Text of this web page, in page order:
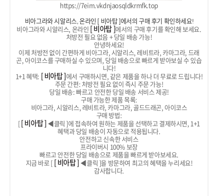
https://7eim.vkdnjaosqldkrmfk.top
비아그라와 시알리스, 온라인 [ 비아탑 ]에서의 구매 후기 확인하세요!
비아그라와 시알리스, 온라인 [ 비아탑 ]에서의 구매 후기를 확인해 보세요.
처방전 필요 없음 + 당일 배송 가능!
안녕하세요!
이제 처방전 없이 간편하게 비아그라, 시알리스, 레비트라, 카마그라, 드래
곤, 아이코스를 구매하실 수 있으며, 당일 배송으로 빠르게 받아보실 수 있습
니다!
1+1 혜택: [ 비아탑 ]에서 구매하시면, 같은 제품을 하나 더 무료로 드립니다!
주문 간편: 처방전 필요 없이 즉시 주문 가능!
당일 배송: 빠르고 안전한 당일 배송 서비스 제공!
구매 가능한 제품 목록:
비아그라, 시알리스, 레비트라, 카마그라, 골드드래곤, 아이코스
구매 방법:
[[ 비아탑 ] ◀클릭 ]에 접속하여 원하는 제품을 선택하고 결제하시면, 1+1
혜택과 당일 배송이 자동으로 적용됩니다.
안전하고 신속한 서비스
프라이버시 100% 보장
빠르고 안전한 당일 배송으로 제품을 빠르게 받아보세요.
지금 바로 [ [ 비아탑 ] ◀클릭 ]을 방문하여 최고의 혜택을 누리세요!
감사합니다.